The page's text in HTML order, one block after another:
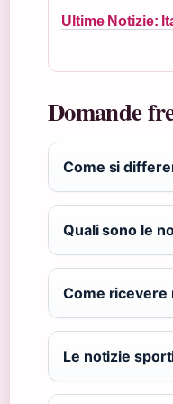
Ultime Notizie:
Domande
Come si
Quali sono le
Come ricevere
Le notizie